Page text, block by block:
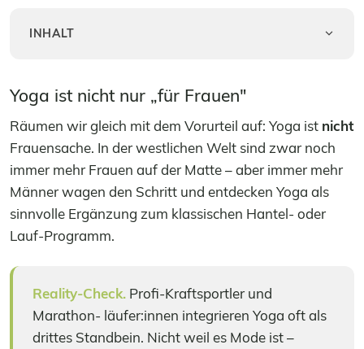
INHALT
Yoga ist nicht nur „für Frauen"
Räumen wir gleich mit dem Vorurteil auf: Yoga ist nicht
Frauensache. In der westlichen Welt sind zwar noch
immer mehr Frauen auf der Matte – aber immer mehr
Männer wagen den Schritt und entdecken Yoga als
sinnvolle Ergänzung zum klassischen Hantel- oder
Lauf-Programm.
Reality-Check. Profi-Kraftsportler und
Marathon- läufer:innen integrieren Yoga oft als
drittes Standbein. Nicht weil es Mode ist –